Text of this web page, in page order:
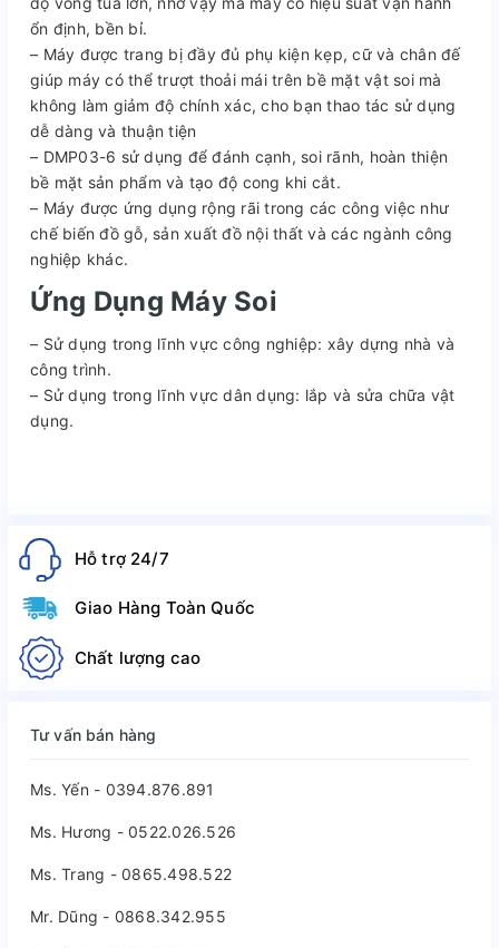
ổn định, bền bỉ.
– Máy được trang bị đầy đủ phụ kiện kẹp, cữ và chân đế
giúp máy có thể trượt thoải mái trên bề mặt vật soi mà
không làm giảm độ chính xác, cho bạn thao tác sử dụng
dễ dàng và thuận tiện
– DMP03-6 sử dụng để đánh cạnh, soi rãnh, hoàn thiện
bề mặt sản phẩm và tạo độ cong khi cắt.
– Máy được ứng dụng rộng rãi trong các công việc như
chế biến đồ gỗ, sản xuất đồ nội thất và các ngành công
nghiệp khác.
Ứng Dụng Máy Soi
– Sử dụng trong lĩnh vực công nghiệp: xây dựng nhà và
công trình.
– Sử dụng trong lĩnh vực dân dụng: lắp và sửa chữa vật
dụng.
Hỗ trợ 24/7
Giao Hàng Toàn Quốc
Chất lượng cao
Tư vấn bán hàng
Ms. Yến - 0394.876.891
Ms. Hương - 0522.026.526
Ms. Trang - 0865.498.522
Mr. Dũng - 0868.342.955